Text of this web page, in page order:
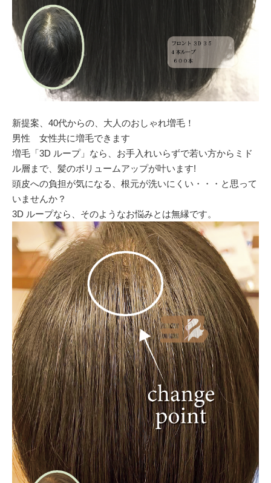
新提案、40代からの、大人のおしゃれ増毛！
男性 女性共に増毛できます
増毛「3D ループ」なら、お手入れいらずで若い方からミド
ル層まで、髪のボリュームアップが叶います!
頭皮への負担が気になる、根元が洗いにくい・・・と思って
いませんか？
3D ループなら、そのようなお悩みとは無縁です。